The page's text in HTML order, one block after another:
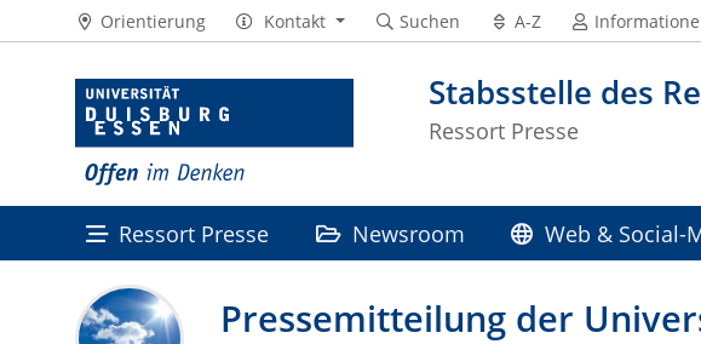
Stabsstelle des
Ressort Presse
Orientierung Kontakt Suchen A-Z
Ressort Presse Newsroom Web & Social-
Pressemitteilung der